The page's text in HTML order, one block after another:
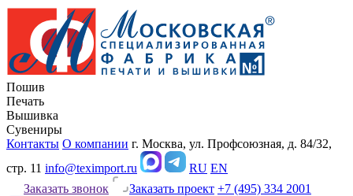
Пошив
Печать
Вышивка
Сувениры
Контакты О компании г. Москва, ул. Профсоюзная, д. 84/32,
стр. 11 info@teximport.ru RU EN
Заказать звонок
Заказать проект +7 (495) 334 2001